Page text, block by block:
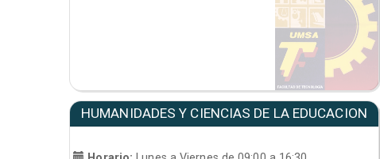
HUMANIDADES Y CIENCIAS DE LA EDUCACION